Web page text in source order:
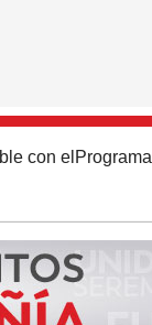
con el Programa